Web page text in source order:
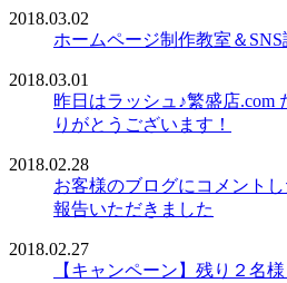
2018.03.02
ホームページ制作教室＆
2018.03.01
昨日はラッシュ♪繁盛店.com
りがとうございます！
2018.02.28
お客様のブログにコメント
報告いただきました
2018.02.27
【キャンペーン】残り２名